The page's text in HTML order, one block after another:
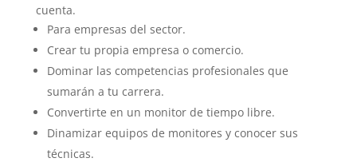
cuenta.
Para empresas del sector.
Crear tu propia empresa o comercio.
Dominar las competencias profesionales que
sumarán a tu carrera.
Convertirte en un monitor de tiempo libre.
Dinamizar equipos de monitores y conocer sus
técnicas.